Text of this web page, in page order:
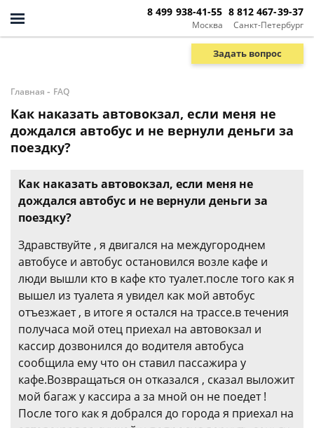
Москва
8 499 938-41-55
Санкт-Петербург
8 812 467-39-37
Задать вопрос
Главная - FAQ
Как наказать автовокзал, если меня не
дождался автобус и не вернули деньги за
поездку?
Как наказать автовокзал, если меня не
дождался автобус и не вернули деньги за
поездку?
Здравствуйте , я двигался на междугороднем
автобусе и автобус остановился возле кафе и
люди вышли кто в кафе кто туалет.после того как я
вышел из туалета я увидел как мой автобус
отъезжает , в итоге я остался на трассе.в течения
получаса мой отец приехал на автовокзал и
кассир дозвонился до водителя автобуса
сообщила ему что он ставил пассажира у
кафе.Возвращаться он отказался , сказал выложит
мой багаж у кассира а за мной он не поедет !
После того как я добрался до города я приехал на